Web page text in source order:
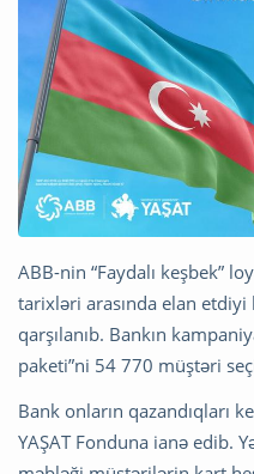
ABB-nin “Faydalı keşbek”
tarixləri arasında elan
qarşılanıb. Bankın
paketi”ni 54 770 müştəri
Bank onların qazandıqları
YAŞAT Fonduna ianə edib.